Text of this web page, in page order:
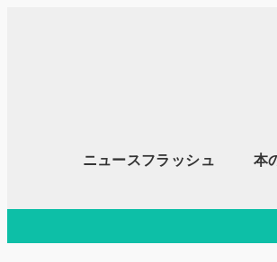
移
ニュースフラッシュ 本